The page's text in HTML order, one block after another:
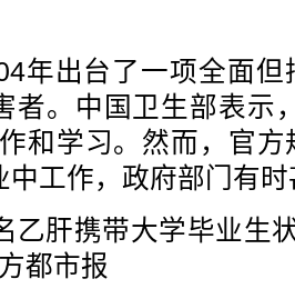
出台了一项全面但
者。中国卫生部表示
和学习。然而，官
中工作，政府部门有
肝携带大学毕业生状
都市报